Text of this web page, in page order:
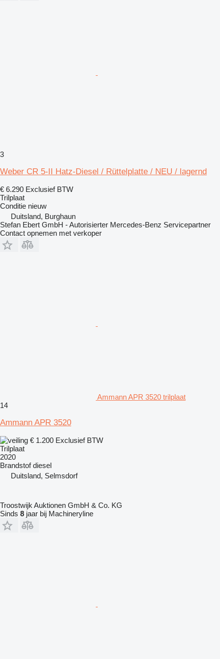
3
Weber CR 5-II Hatz-Diesel / Rüttelplatte / NEU / lagernd
€ 6.290 Exclusief BTW
Trilplaat
Conditie nieuw
Duitsland, Burghaun
Stefan Ebert GmbH - Autorisierter Mercedes-Benz Servicepartner
Contact opnemen met verkoper
Ammann APR 3520 trilplaat
14
Ammann APR 3520
€ 1.200 Exclusief BTW
Trilplaat
2020
Brandstof diesel
Duitsland, Selmsdorf
Troostwijk Auktionen GmbH & Co. KG
Sinds 8 jaar bij Machineryline